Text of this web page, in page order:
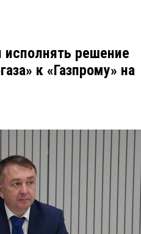
исполнять решение
к «Газпрому» на